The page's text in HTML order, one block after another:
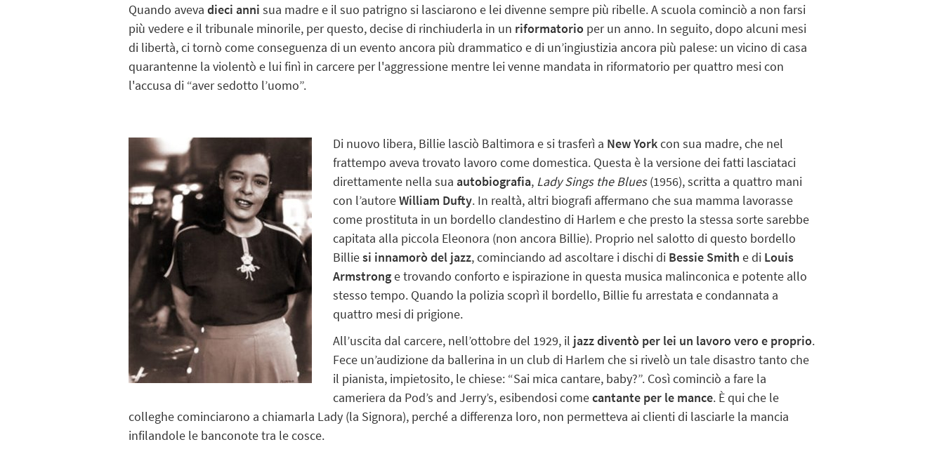
Quando avevadieci anni sua madre e il suo patrigno si lasciarono e lei divenne sempre più ribelle. A scuola cominciò a non farsi
più vedere e il tribunale minorile, per questo, decise di rinchiuderla in un riformatorio per un anno. In seguito, dopo alcuni mesi
di libertà, ci tornò come conseguenza di un evento ancora più drammatico e di un’ingiustizia ancora più palese: un vicino di casa
quarantenne la violentò e lui finì in carcere per l'aggressione mentre lei venne mandata in riformatorio per quattro mesi con
l'accusa di “aver sedotto l’uomo”.
Di nuovo libera, Billie lasciò Baltimora e si trasferì a New Yorkcon sua madre, che nel
frattempo aveva trovato lavoro come domestica. Questa è la versione dei fatti lasciataci
direttamente nella suaautobiografia, Lady Sings the Blues(1956), scritta a quattro mani
con l’autoreWilliam Dufty. In realtà, altri biografi affermano che sua mamma lavorasse
come prostituta in un bordello clandestino di Harlem e che presto la stessa sorte sarebbe
capitata alla piccola Eleonora (non ancora Billie). Proprio nel salotto di questo bordello
Billiesi innamorò del jazz, cominciando ad ascoltare i dischi di Bessie Smith e di Louis
Armstronge trovando conforto e ispirazione in questa musica malinconica e potente allo
stesso tempo. Quando la polizia scoprì il bordello, Billie fu arrestata e condannata a
quattro mesi di prigione.
All’uscita dal carcere, nell’ottobre del 1929, il jazzdiventò per lei un lavoro vero e proprio.
Fece un’audizione da ballerina in un club di Harlem che si rivelò un tale disastro tanto che
il pianista, impietosito, le chiese: “Sai mica cantare, baby?”. Così cominciò a fare la
cameriera da Pod’s and Jerry’s, esibendosi comecantante per le mance. È qui che le
colleghe cominciarono a chiamarla Lady (la Signora), perché a differenza loro, non permetteva ai clienti di lasciarle la mancia
infilandole le banconote tra le cosce.